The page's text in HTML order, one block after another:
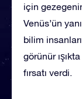
için
Venüs’ün
bilim
görünür
fırsatı verdi.